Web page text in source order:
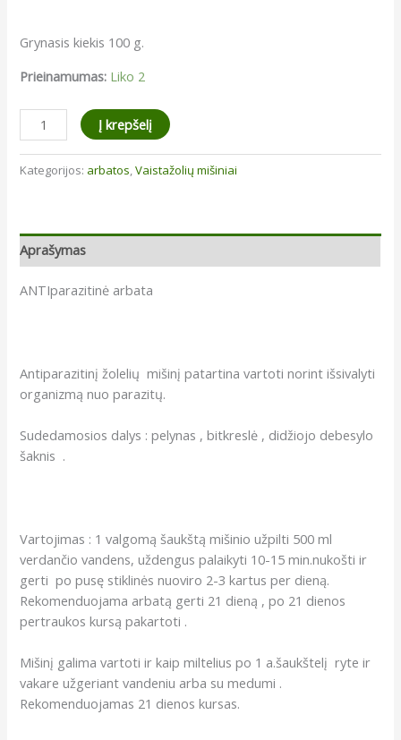
Grynasis kiekis 100 g.
Prieinamumas: Liko 2
produkto
kiekis:
ANTIparazitinė
arbata
Į krepšelį
Kategorijos: arbatos,Vaistažolių mišiniai
Aprašymas
ANTIparazitinė arbata
Antiparazitinį žolelių mišinį patartina vartoti norint išsivalyti
organizmą nuo parazitų.
Sudedamosios dalys : pelynas , bitkreslė , didžiojo debesylo
šaknis .
Vartojimas : 1 valgomą šaukštą mišinio užpilti 500 ml
verdančio vandens, uždengus palaikyti 10-15 min.nukošti ir
gerti po pusę stiklinės nuoviro 2-3 kartus per dieną.
Rekomenduojama arbatą gerti 21 dieną , po 21 dienos
pertraukos kursą pakartoti .
Mišinį galima vartoti ir kaip miltelius po 1 a.šaukštelį ryte ir
vakare užgeriant vandeniu arba su medumi .
Rekomenduojamas 21 dienos kursas.